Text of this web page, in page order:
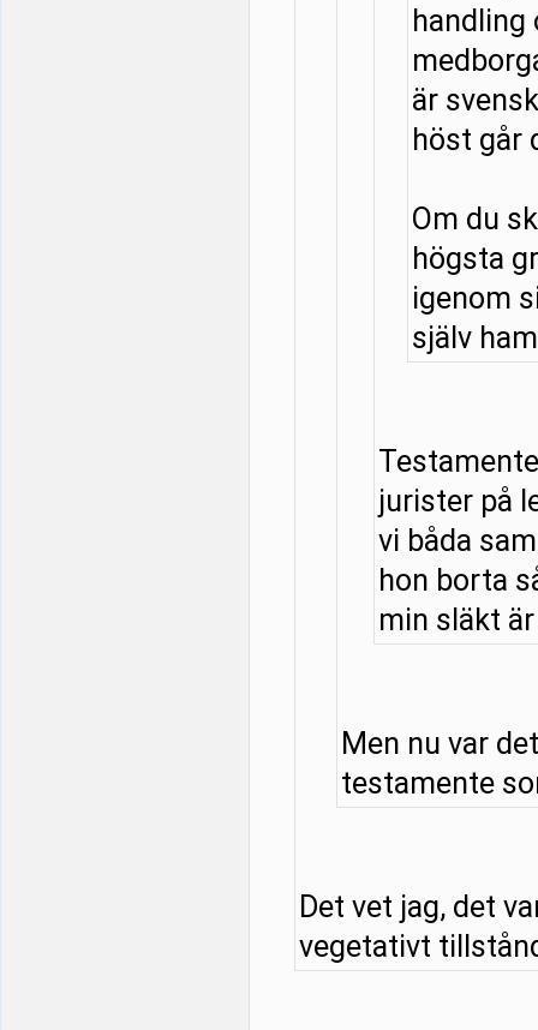
är
höst går
Om du
högsta
igenom
själv
jurister på
vi båda
hon borta
min släkt
Men nu var
testamente
Det vet jag, det
vegetativt